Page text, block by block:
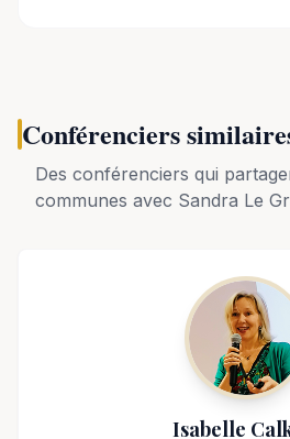
Conférenciers
Des conférenciers qui
communes avec Sandra Le
Isabelle